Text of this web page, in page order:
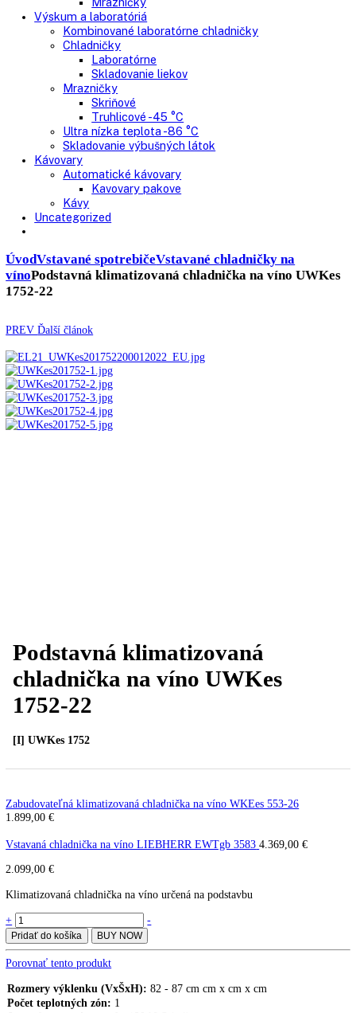
Chladnie nápojov
Skriňové
Truhlicové
Vinotéky
Pekárne
Chladničky
Mrazničky
Výskum a laboratóriá
Kombinované laboratórne chladničky
Chladničky
Laboratórne
Mrazničky
Truhlicové -45 °C
Ultra nízka teplota -86 °C
Kávy
Uncategorized
ÚvodVstavané spotrebiče
vínoPodstavná klimatizovaná chladnička na víno
Podstavná klimatizovaná
chladnička na víno UWKes
1752-22
[I] UWKes 1752